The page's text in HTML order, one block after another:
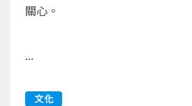
關心。
...
文化